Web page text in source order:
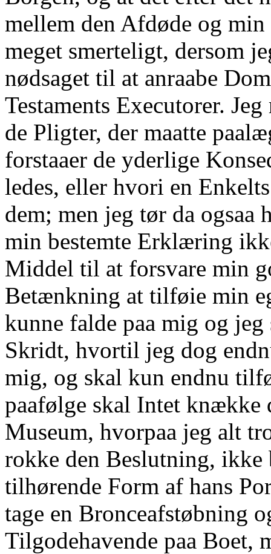
mellem den Afdøde og
meget smerteligt, dersom
nødsaget til at anraabe
Testaments Executorer.
de Pligter, der maatte
forstaaer de yderlige
ledes, eller hvori en
dem; men jeg tør da ogsaa
min bestemte Erklæring
Middel til at forsvare min
Betænkning at tilføie min
kunne falde paa mig og
Skridt, hvortil jeg dog
mig, og skal kun endnu
paafølge skal Intet knække
Museum, hvorpaa jeg alt
rokke den Beslutning,
tilhørende Form af hans
tage en Bronceafstøbning
Tilgodehavende paa Boet,